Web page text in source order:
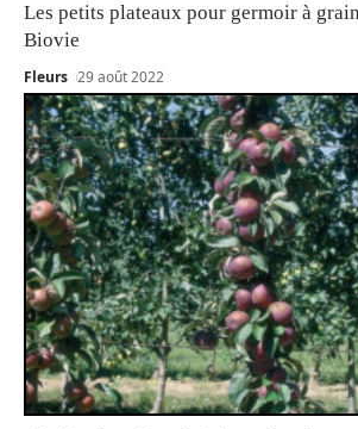
Les petits plateaux pour germoir à
Biovie
Fleurs 29 août 2022